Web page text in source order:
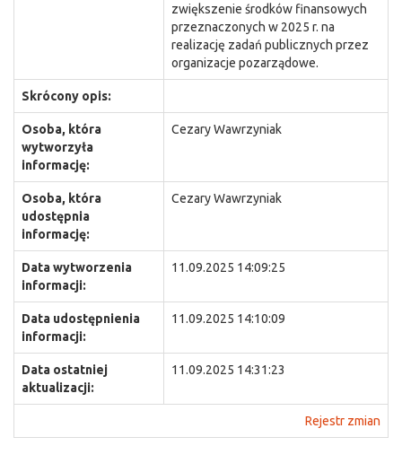
zwiększenie środków finansowych
przeznaczonych w 2025 r. na
realizację zadań publicznych przez
organizacje pozarządowe.
Skrócony opis:
Osoba, która
wytworzyła
informację:
Cezary Wawrzyniak
Osoba, która
udostępnia
informację:
Cezary Wawrzyniak
Data wytworzenia
informacji:
11.09.2025 14:09:25
Data udostępnienia
informacji:
11.09.2025 14:10:09
Data ostatniej
aktualizacji:
11.09.2025 14:31:23
Rejestr zmian